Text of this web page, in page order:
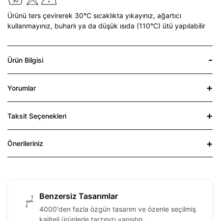
Ürünü ters çevirerek 30°C sıcaklıkta yıkayınız, ağartıcı
kullanmayınız, buharlı ya da düşük ısıda (110°C) ütü yapılabilir
Ürün Bilgisi
Yorumlar
Taksit Seçenekleri
Önerileriniz
Benzersiz Tasarımlar
4000'den fazla özgün tasarım ve özenle seçilmiş